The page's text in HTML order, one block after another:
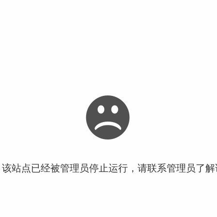
站点已经被管理员停止运行，请联系管理员了